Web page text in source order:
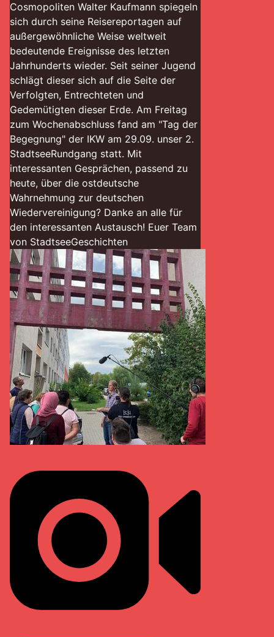
Cosmopoliten Walter Kaufmann spiegeln
sich durch seine Reisereportagen auf
außergewöhnliche Weise weltweit
bedeutende Ereignisse des letzten
Jahrhunderts wieder. Seit seiner Jugend
schlägt dieser sich auf die Seite der
Verfolgten, Entrechteten und
Gedemütigten dieser Erde. Am Freitag
zum Wochenabschluss fand am "Tag der
Begegnung" der IKW am 29.09. unser 2.
StadtseeRundgang statt. Mit
interessanten Gesprächen, passend zu
heute, über die ostdeutsche
Wahrnehmung zur deutschen
Wiedervereinigung? Danke an alle für
den interessanten Austausch! Euer Team
von StadtseeGeschichten